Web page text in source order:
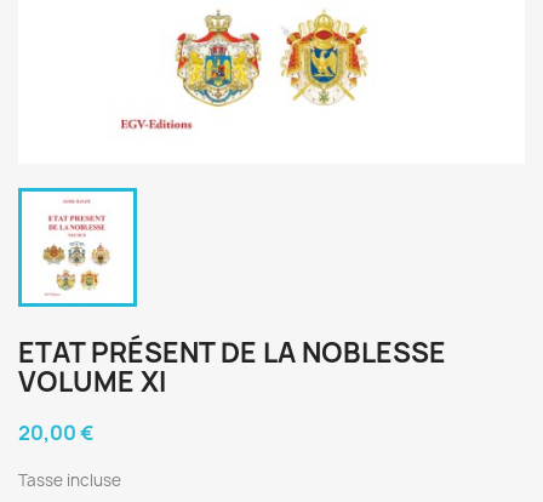
ETAT PRÉSENT DE LA NOBLESSE
VOLUME XI
20,00 €
Tasse incluse